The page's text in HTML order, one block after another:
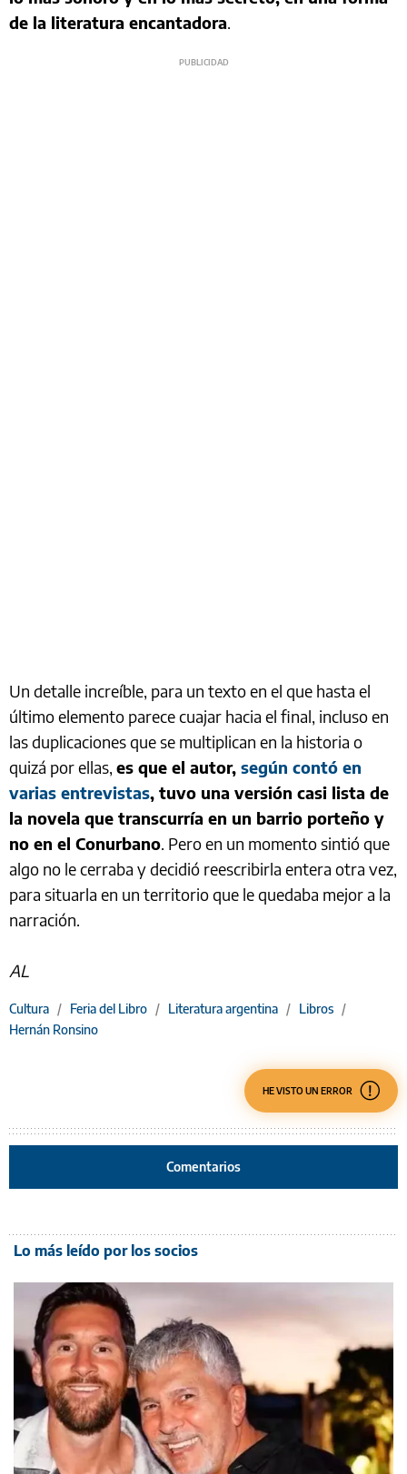
de la literatura encantadora.
Un detalle increíble, para un texto en el que hasta el
último elemento parece cuajar hacia el final, incluso en
las duplicaciones que se multiplican en la historia o
quizá por ellas, es que el autor, según contó en
varias entrevistas, tuvo una versión casi lista de
la novela que transcurría en un barrio porteño y
no en el Conurbano. Pero en un momento sintió que
algo no le cerraba y decidió reescribirla entera otra vez,
para situarla en un territorio que le quedaba mejor a la
narración.
AL
Cultura / Feria del Libro / Literatura argentina / Libros /
Hernán Ronsino
HE VISTO UN ERROR
Comentarios
Lo más leído por los socios